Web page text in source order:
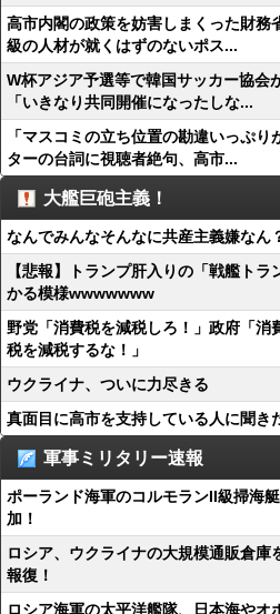
高市内閣の政策を妨害しまくった財務
級の人材が就くはずのないポス...
W杯アジア予選等で韓国サッカー協会
「いきなり共同開催になったしな...
「マスコミの立ち位置の勘違いっぷ
ターの台詞に視聴者絶句、高市...
大艦巨砲主義！
なんでみんなそんなに共産主義嫌なん
【悲報】トランプ肝入りの「戦艦ト
かる模様wwwwwww
野党「消費税を減税しろ！」政府「消
税を減税するな！」
ウクライナ、ついに力尽きる
真面目に高市を支持している人に聞き
軍事ミリタリー速報
ポーランド海軍のコルモランII級掃海
加！
ロシア、ウクライナの大規模通販倉
報復！
ロシア海軍の太平洋艦隊、日本海や